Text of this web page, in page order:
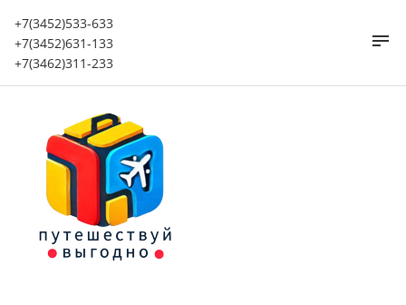
+7(3452)533-633
+7(3452)631-133
+7(3462)311-233